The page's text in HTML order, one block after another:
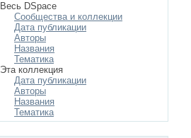
Весь DSpace
Сообщества и коллекции
Дата публикации
Авторы
Названия
Тематика
Эта коллекция
Дата публикации
Авторы
Названия
Тематика